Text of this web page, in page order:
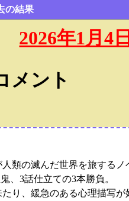
の結果
2026年1月4
メント
類の滅んだ世界を旅するノ
、3話仕立ての3本勝負。
り、緩急のある心理描写が